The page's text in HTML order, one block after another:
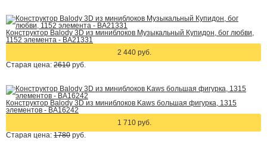
Конструктор Balody 3D из миниблоков Музыкальный Купидон, бог любви,
1152 элемента - BA21331
2 440 руб.
Старая цена: 2610 руб.
Конструктор Balody 3D из миниблоков Kaws большая фигурка, 1315
элементов - BA16242
1 710 руб.
Старая цена: 1780 руб.